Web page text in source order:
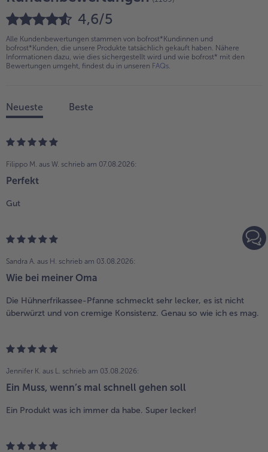
4,6/5
Alle Kundenbewertungen stammen von bofrost*Kundinnen und
bofrost*Kunden, die unsere Produkte tatsächlich gekauft haben. Nähere
Informationen dazu, wie dies sichergestellt wird und wie bofrost* mit den
Bewertungen umgeht, findest du in unseren FAQs.
Neueste Beste
Filippo M. aus W. schrieb am 07.08.2026:
Perfekt
Gut
Sandra A. aus H. schrieb am 03.08.2026:
Wie bei meiner Oma
Die Hühnerfrikassee-Pfanne schmeckt sehr lecker, es ist nicht
überwürzt und von cremige Konsistenz. Genau so wie ich es mag.
Jennifer K. aus L. schrieb am 03.08.2026:
Ein Muss, wenn’s mal schnell gehen soll
Ein Produkt was ich immer da habe. Super lecker!